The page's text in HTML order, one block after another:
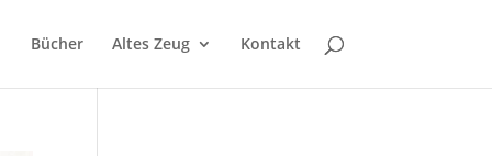
Bücher Altes Zeug Kontakt